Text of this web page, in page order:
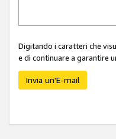
Digitando i caratteri che
e di continuare a garantire
Invia un'E-mail